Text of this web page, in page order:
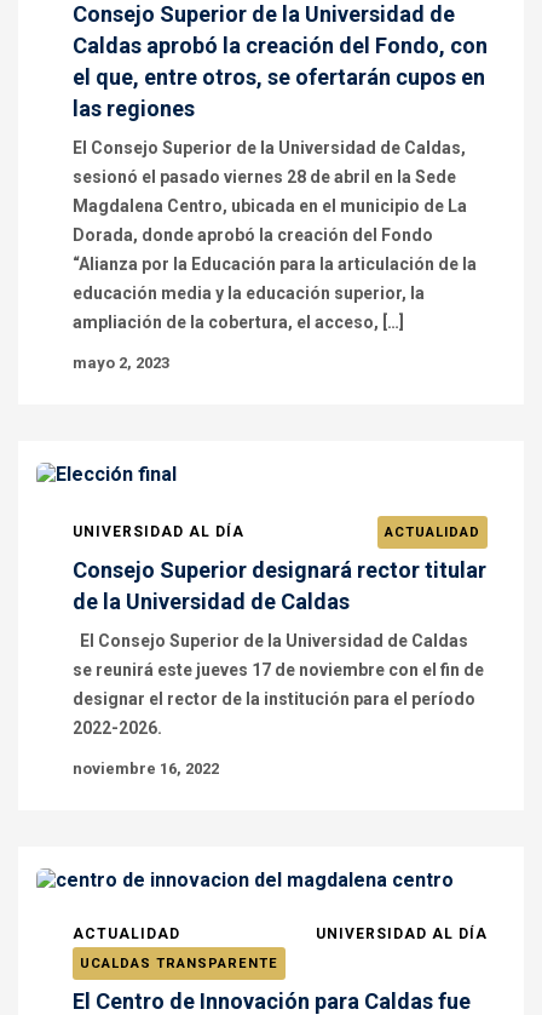
Consejo Superior de la Universidad de
Caldas aprobó la creación del Fondo, con
el que, entre otros, se ofertarán cupos en
las regiones
El Consejo Superior de la Universidad de Caldas,
sesionó el pasado viernes 28 de abril en la Sede
Magdalena Centro, ubicada en el municipio de La
Dorada, donde aprobó la creación del Fondo
“Alianza por la Educación para la articulación de la
educación media y la educación superior, la
ampliación de la cobertura, el acceso, […]
mayo 2, 2023
UNIVERSIDAD AL DÍA ACTUALIDAD
Consejo Superior designará rector titular
de la Universidad de Caldas
El Consejo Superior de la Universidad de Caldas
se reunirá este jueves 17 de noviembre con el fin de
designar el rector de la institución para el período
2022-2026.
noviembre 16, 2022
ACTUALIDAD UNIVERSIDAD AL DÍA
UCALDAS TRANSPARENTE
El Centro de Innovación para Caldas fue